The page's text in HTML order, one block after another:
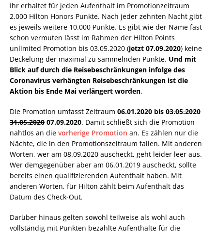
Ihr erhaltet für jeden Aufenthalt im Promotionzeitraum
2.000 Hilton Honors Punkte. Nach jeder zehnten Nacht gibt
es jeweils weitere 10.000 Punkte. Es gibt wie der Name fast
schon vermuten lässt im Rahmen der Hilton Points
unlimited Promotion bis 03.05.2020 (jetzt 07.09.2020) keine
Deckelung der maximal zu sammelnden Punkte. Und mit
Blick auf durch die Reisebeschränkungen infolge des
Coronavirus verhängten Reisebeschränkungen ist die
Aktion bis Ende Mai verlängert worden.
Die Promotion umfasst Zeitraum 06.01.2020 bis 03.05.2020
31.05.2020 07.09.2020. Damit schließt sich die Promotion
nahtlos an die vorherige Promotion an. Es zählen nur die
Nächte, die in den Promotionszeitraum fallen. Mit anderen
Worten, wer am 08.09.2020 auscheckt, geht leider leer aus.
Wer demgegenüber aber am 06.01.2019 auscheckt, sollte
bereits einen qualifizierenden Aufenthalt haben. Mit
anderen Worten, für Hilton zählt beim Aufenthalt das
Datum des Check-Out.
Darüber hinaus gelten sowohl teilweise als wohl auch
vollständig mit Punkten bezahlte Aufenthalte für die